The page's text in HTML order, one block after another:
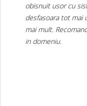
obisnuit usor cu
desfasoara tot mai
mai mult.
in domeniu.